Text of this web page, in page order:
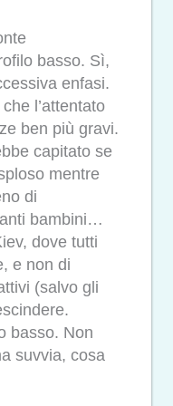
basso. Sì,
enfasi.
l’attentato
ben più gravi.
capitato se
mentre
di
bambini…
dove tutti
e non di
(salvo gli
basso. Non
suvvia, cosa